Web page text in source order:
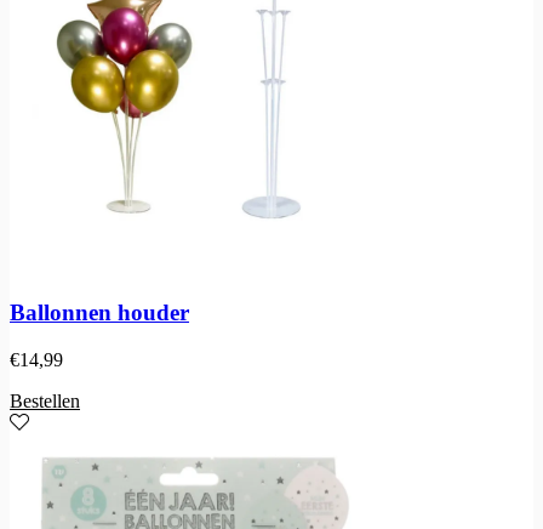
Ballonnen houder
€14,99
Bestellen